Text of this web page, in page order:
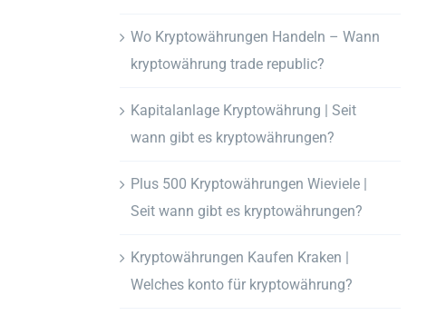
Wo Kryptowährungen Handeln – Wann
kryptowährung trade republic?
Kapitalanlage Kryptowährung | Seit
wann gibt es kryptowährungen?
Plus 500 Kryptowährungen Wieviele |
Seit wann gibt es kryptowährungen?
Kryptowährungen Kaufen Kraken |
Welches konto für kryptowährung?